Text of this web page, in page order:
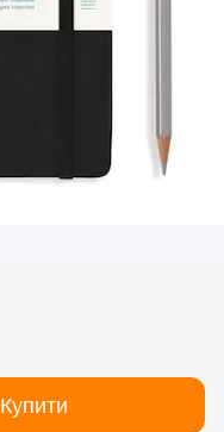
Купити